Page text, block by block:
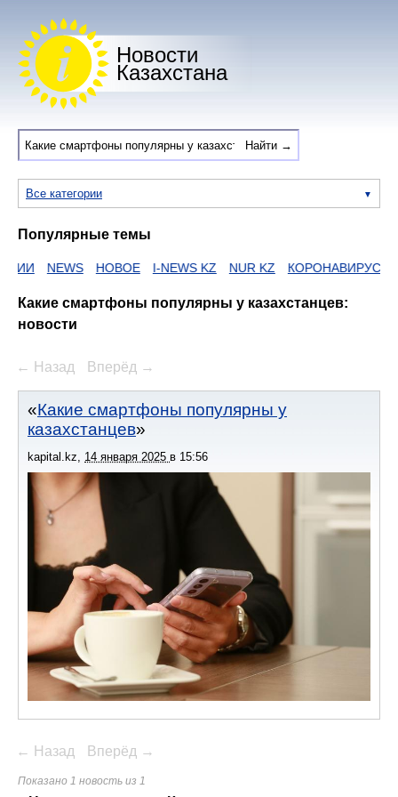
Новости
Казахстана
Все категории
Популярные темы
NEWS НОВОЕ I-NEWS KZ NUR KZ КОРОНАВИРУС
Какие смартфоны популярны у казахстанцев:
новости
← Назад Вперёд →
Какие смартфоны популярны у
казахстанцев
kapital.kz, 14 января 2025 в 15:56
← Назад Вперёд →
Показано 1 новость из 1